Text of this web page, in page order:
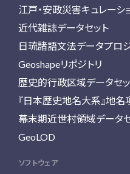
江戸・安政災害キュレーシ
近代雑誌データセット
日琉諸語文法データプロ
Geoshapeリポジトリ
歴史的行政区域データセ
『日本歴史地名大系』地名
幕末期近世村領域データ
GeoLOD
ソフトウェア